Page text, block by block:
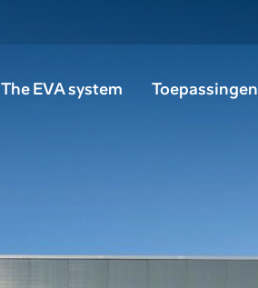
The EVA system Toepassingen